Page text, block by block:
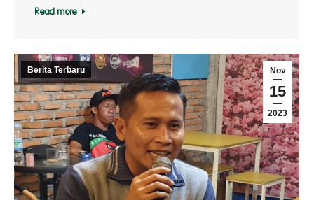
Read more
Nov
15
2023
Berita Terbaru